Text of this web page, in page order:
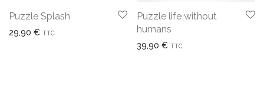
Puzzle Splash
29,90 € TTC
Puzzle life without
humans
39,90 € TTC